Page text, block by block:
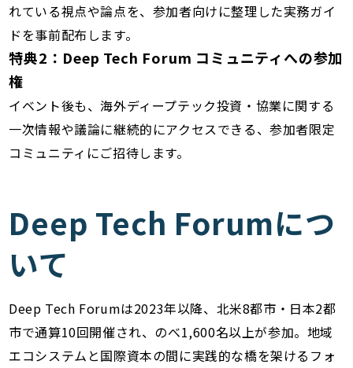
れている視点や論点を、参加者向けに整理した実務ガイ
ドを事前配布します。
特典2：Deep Tech Forum コミュニティへの参加
権
イベント後も、海外ディープテック投資・協業に関する
一次情報や議論に継続的にアクセスできる、参加者限定
コミュニティにご招待します。
Deep Tech Forumにつ
いて
Deep Tech Forumは2023年以降、北米8都市・日本2都
市で通算10回開催され、のべ1,600名以上が参加。地域
エコシステムと国際資本の間に実践的な橋を架けるフォ